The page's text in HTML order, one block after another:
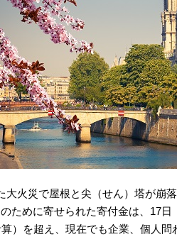
大火災で屋根と尖（せん）塔が崩
ために寄せられた寄付金は、17
）を超え、現在でも企業、個人問